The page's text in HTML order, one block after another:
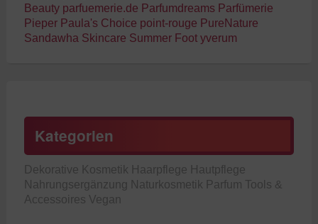
Beauty parfuemerie.de Parfumdreams Parfümerie
Pieper Paula's Choice point-rouge PureNature
Sandawha Skincare Summer Foot yverum
Kategorien
Dekorative Kosmetik Haarpflege Hautpflege
Nahrungsergänzung Naturkosmetik Parfum Tools &
Accessoires Vegan